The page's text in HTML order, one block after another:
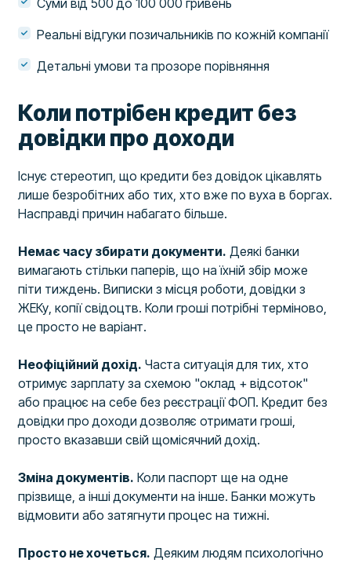
Суми від 500 до 100 000 гривень
Реальні відгуки позичальників по кожній компанії
Детальні умови та прозоре порівняння
Коли потрібен кредит без
довідки про доходи
Існує стереотип, що кредити без довідок цікавлять
лише безробітних або тих, хто вже по вуха в боргах.
Насправді причин набагато більше.
Немає часу збирати документи. Деякі банки
вимагають стільки паперів, що на їхній збір може
піти тиждень. Виписки з місця роботи, довідки з
ЖЕКу, копії свідоцтв. Коли гроші потрібні терміново,
це просто не варіант.
Неофіційний дохід. Часта ситуація для тих, хто
отримує зарплату за схемою "оклад + відсоток"
або працює на себе без реєстрації ФОП. Кредит без
довідки про доходи дозволяє отримати гроші,
просто вказавши свій щомісячний дохід.
Зміна документів. Коли паспорт ще на одне
прізвище, а інші документи на інше. Банки можуть
відмовити або затягнути процес на тижні.
Просто не хочеться. Деяким людям психологічно